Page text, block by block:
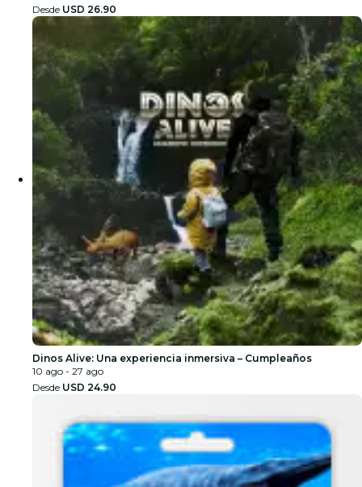
Desde USD 26.90
Dinos Alive: Una experiencia inmersiva – Cumpleaños
10 ago - 27 ago
Desde USD 24.90